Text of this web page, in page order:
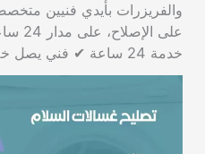
والفريزرات بأيدي فنيين
على
خدمة 24 ساعة ✔ فني يصل خلال 30 دقيقة…